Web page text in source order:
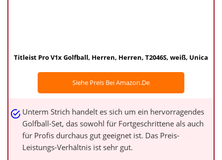
Titleist Pro V1x Golfball, Herren, Herren, T2046S, weiß, Unica
Siehe Preis Bei Amazon.de
Unterm Strich handelt es sich um ein hervorragendes
Golfball-Set, das sowohl für Fortgeschrittene als auch
für Profis durchaus gut geeignet ist. Das Preis-
Leistungs-Verhältnis ist sehr gut.